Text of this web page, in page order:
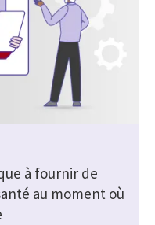
à fournir de
au moment où